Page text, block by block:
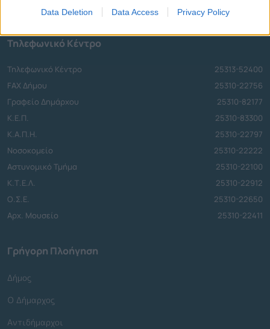
Data Deletion Data Access Privacy Policy
Τηλεφωνικό Κέντρο
Τηλεφωνικό Κέντρο
25313-52400
FAX Δήμου
25310-22756
Γραφείο Δημάρχου
25310-82177
Κ.Ε.Π.
25310-83300
Κ.Α.Π.Η.
25310-22797
Νοσοκομείο
25310-22222
Αστυνομικό Τμήμα
25310-22100
Κ.Τ.Ε.Λ.
25310-22912
Ο.Σ.Ε.
25310-22650
Αρχ. Μουσείο
25310-22411
Γρήγορη Πλοήγηση
Δήμος
Ο Δήμαρχος
Αντιδήμαρχοι